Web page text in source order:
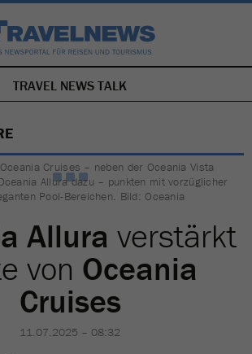
NAVIGATION
ÜBERSPRINGEN
TRAVEL NEWS TALK
Cruises – neben der Oceania Vista
Allura dazu – punkten mit vorzüglicher
Pool-Bereichen. Bild: Oceania
Allura verstärkt
von Oceania
Cruises
11.07.2025 – 08:32